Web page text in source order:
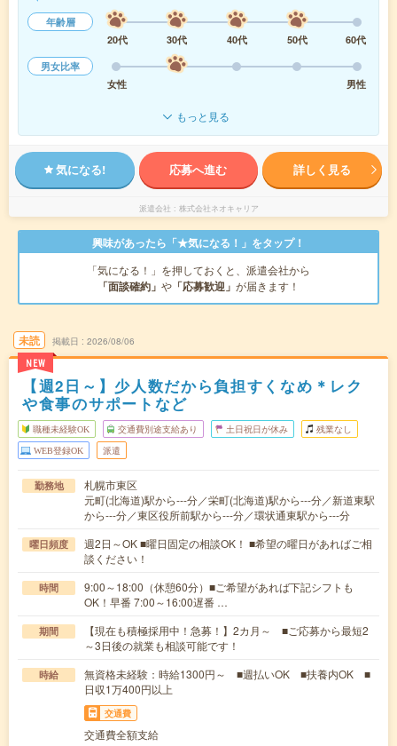
年齢層
20代
30代 40代 50代
60代
男女比率
女性
男性
もっと見る
気になる! 応募へ進む 詳しく見る
派遣会社 株式会社ネオキャリア
興味があったら「★気になる！」をタップ！
「気になる！」を押しておくと、派遣会社から
「面談確約」 や 「応募歓迎」 が届きます！
未読
NEW
掲載日 2026/08/06
【週2日～】少人数だから負担すくなめ＊レク
や食事のサポートなど
職種未経験OK 交通費別途支給あり 土日祝日が休み 残業なし
WEB登録OK 派遣
勤務地
札幌市東区
元町(北海道)駅から---分／栄町(北海道)駅から---分／新道東駅
から---分／東区役所前駅から---分／環状通東駅から---分
曜日頻度
週2日～OK ■曜日固定の相談OK！ ■希望の曜日があればご相
談ください！
時間
9:00～18:00（休憩60分）■ご希望があれば下記シフトも
OK！早番 7:00～16:00遅番 …
期間
【現在も積極採用中！急募！】2カ月～ ■ご応募から最短2
～3日後の就業も相談可能です！
時給
無資格未経験：時給1300円～ ■週払いOK ■扶養内OK ■
日収1万400円以上
交通費
交通費全額支給